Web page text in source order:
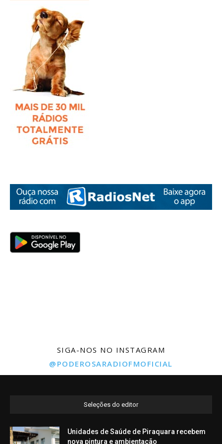
SIGA-NOS NO INSTAGRAM
@PODEROSARADIOFMOFICIAL
Seleções do editor
Unidades de Saúde de Piraquara recebem
nova pintura e ambientação